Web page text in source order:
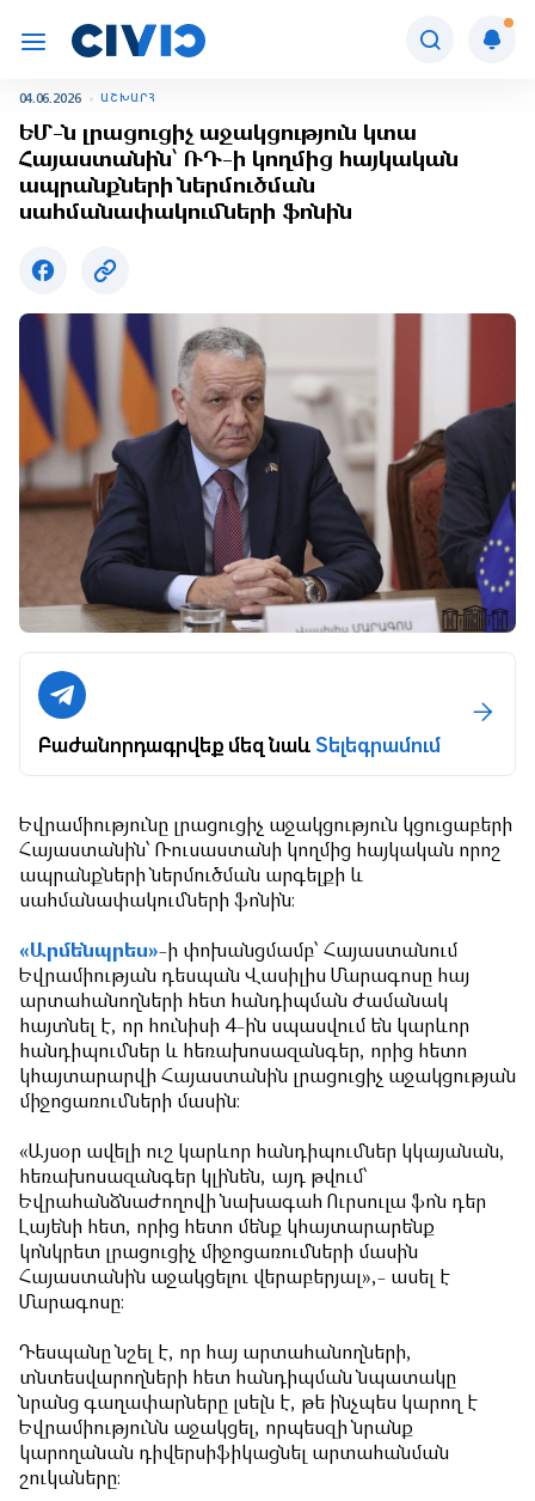
04.06.2026 ԱՇԽԱՐՀ
ԵՄ-ն լրացուցիչ աջակցություն կտա
Հայաստանին՝ ՌԴ-ի կողմից հայկական
ապրանքների ներմուծման
սահմանափակումների ֆոնին
Բաժանորդագրվեք մեզ նաևՏելեգրամում
Եվրամիությունը լրացուցիչ աջակցություն կցուցաբերի
Հայաստանին՝ Ռուսաստանի կողմից հայկական որոշ
ապրանքների ներմուծման արգելքի և
սահմանափակումների ֆոնին։
«Արմենպրես»-ի փոխանցմամբ՝ Հայաստանում
Եվրամիության դեսպան Վասիլիս Մարագոսը հայ
արտահանողների հետ հանդիպման ժամանակ
հայտնել է, որ հունիսի 4-ին սպասվում են կարևոր
հանդիպումներ և հեռախոսազանգեր, որից հետո
կհայտարարվի Հայաստանին լրացուցիչ աջակցության
միջոցառումների մասին։
«Այսօր ավելի ուշ կարևոր հանդիպումներ կկայանան,
հեռախոսազանգեր կլինեն, այդ թվում՝
Եվրահանձնաժողովի նախագահ Ուրսուլա ֆոն դեր
Լայենի հետ, որից հետո մենք կհայտարարենք
կոնկրետ լրացուցիչ միջոցառումների մասին
Հայաստանին աջակցելու վերաբերյալ»,- ասել է
Մարագոսը։
Դեսպանը նշել է, որ հայ արտահանողների,
տնտեսվարողների հետ հանդիպման նպատակը
նրանց գաղափարները լսելն է, թե ինչպես կարող է
Եվրամիությունն աջակցել, որպեսզի նրանք
կարողանան դիվերսիֆիկացնել արտահանման
շուկաները։